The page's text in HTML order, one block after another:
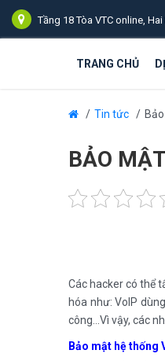
Tầng 18 Tòa VTC online,
TRANG CHỦ
Tin tức
BẢO
Các hacker có thể
hóa như: VoIP
công…Vì vậy, các
Bảo mật hệ thống